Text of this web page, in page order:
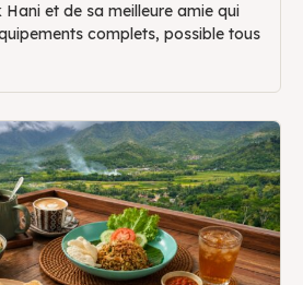
Hani et de sa meilleure amie qui
complets, possible tous